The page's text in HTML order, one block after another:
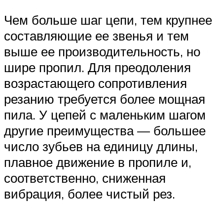
Чем больше шаг цепи, тем крупнее
составляющие ее звенья и тем
выше ее производительность, но
шире пропил. Для преодоления
возрастающего сопротивления
резанию требуется более мощная
пила. У цепей с маленьким шагом
другие преимущества — большее
число зубьев на единицу длины,
плавное движение в пропиле и,
соответственно, сниженная
вибрация, более чистый рез.